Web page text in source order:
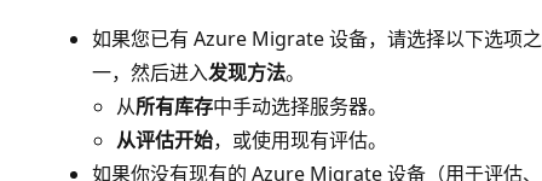
如果您已有 Azure Migrate 设备，请选择以下选项之
一，然后进入发现方法。
从所有库存中手动选择服务器。
从评估开始，或使用现有评估。
如果你没有现有的 Azure Migrate 设备（用于评估、